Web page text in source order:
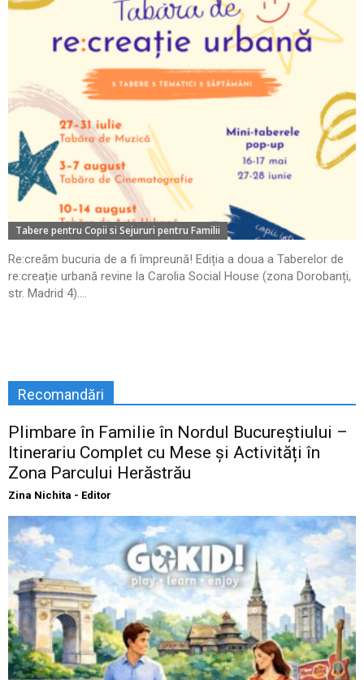
Tabere pentru Copii si Sejururi pentru Familii
Re:creăm bucuria de a fi împreună! Ediția a doua a Taberelor de
re:creație urbană revine la Carolia Social House (zona Dorobanți,
str. Madrid 4)....
Recomandări
Plimbare în Familie în Nordul Bucureștiului –
Itinerariu Complet cu Mese și Activități în
Zona Parcului Herăstrău
Zina Nichita - Editor